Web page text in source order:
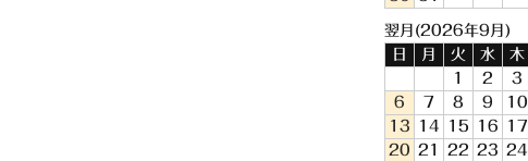
翌月(2026年9月)
日
月 火 水 木
1
2 3
6
7 8 9 10
13
14 15 16 17
20 21 22 23 24